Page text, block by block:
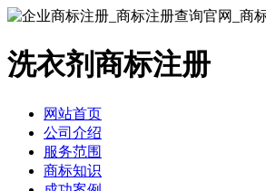
洗衣剂商标注册
网站首页
公司介绍
服务范围
商标知识